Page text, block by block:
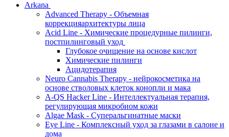
Arkana
Advanced Therapy - Объемная
коррекцияархитектуры лица
Acid Line - Химические процедурные пилинги,
постпилинговый уход
Глубокое очищение на основе кислот
Химические пилинги
Ацидотерапия
Neuro Cannabis Therapy - нейрокосметика на
основе стволовых клеток конопли и мака
A-QS Hacker Line - Интеллектуальная терапия,
регулирующая микробиом кожи
Algae Mask - Суперальгинатные маски
Eye Line - Комплексный уход за глазами в салоне и
дома